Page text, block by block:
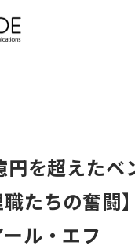
円を超えたベ
たちの奮闘
ル・エフ